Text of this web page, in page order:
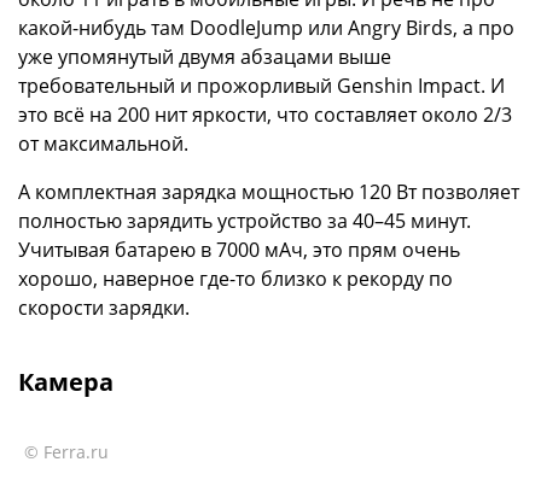
какой-нибудь там DoodleJump или Angry Birds, а про
уже упомянутый двумя абзацами выше
требовательный и прожорливый Genshin Impact. И
это всё на 200 нит яркости, что составляет около 2/3
от максимальной.
А комплектная зарядка мощностью 120 Вт позволяет
полностью зарядить устройство за 40–45 минут.
Учитывая батарею в 7000 мАч, это прям очень
хорошо, наверное где-то близко к рекорду по
скорости зарядки.
Камера
© Ferra.ru